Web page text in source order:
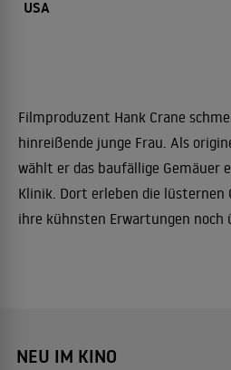
USA
Filmproduzent Hank Crane
hinreißende junge Frau. Als
wählt er das baufällige Gemäuer
Klinik. Dort erleben die lüsternen
ihre kühnsten Erwartungen
NEU IM KINO